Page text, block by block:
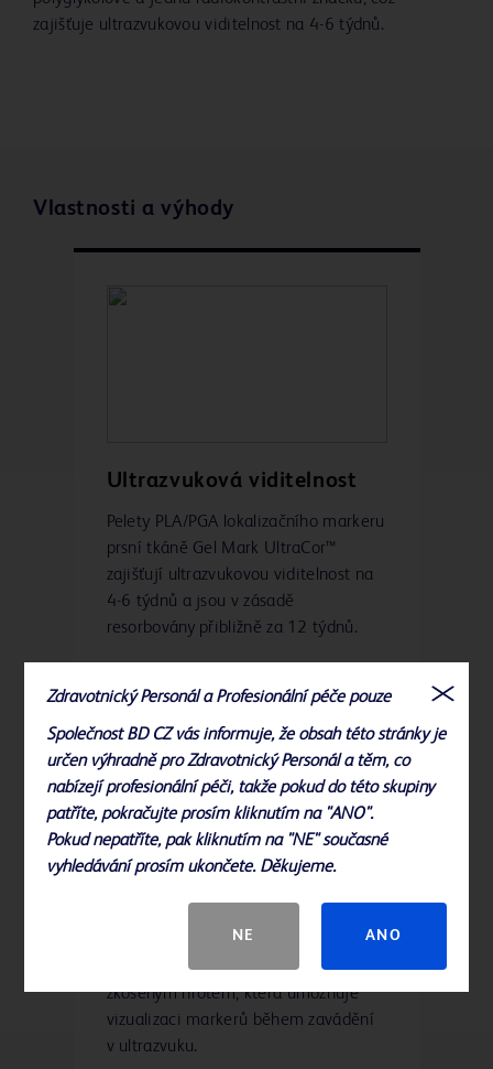
zajišťuje ultrazvukovou viditelnost na 4-6 týdnů.
Vlastnosti a výhody
Ultrazvuková viditelnost
Pelety PLA/PGA lokalizačního markeru
prsní tkáně Gel Mark UltraCor™
zajišťují ultrazvukovou viditelnost na
4-6 týdnů a jsou v zásadě
resorbovány přibližně za 12 týdnů.
Vynikající přesnost a
viditelnost
Značkovač prsní tkáně Gel Mark
UltraCor™ aplikuje 4 pelety z kyseliny
v distální poloze. Tento pevný jehlový
aplikátor je vybaven 14G jehlou se
zkoseným hrotem, která umožňuje
vizualizaci markerů během zavádění
v ultrazvuku.
Zdravotnický Personál a Profesionální péče pouze
Společnost BD CZ vás informuje, že obsah této stránky je
určen výhradně pro Zdravotnický Personál a těm, co
nabízejí profesionální péči, takže pokud do této skupiny
patříte, pokračujte prosím kliknutím na "ANO".
Pokud nepatříte, pak kliknutím na "NE" současné
vyhledávání prosím ukončete. Děkujeme.
NE ANO